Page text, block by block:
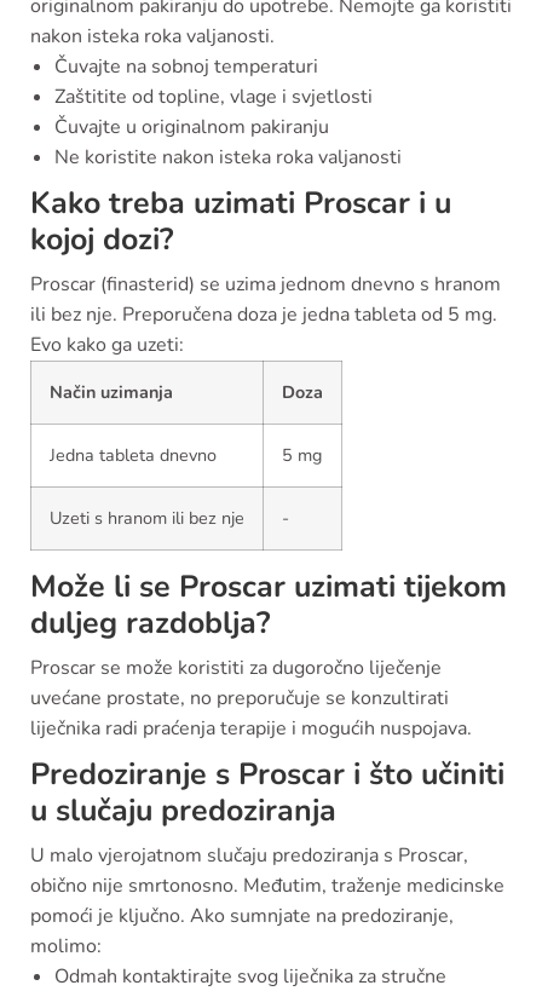
originalnom pakiranju do upotrebe. Nemojte ga koristiti
nakon isteka roka valjanosti.
Čuvajte na sobnoj temperaturi
Zaštitite od topline, vlage i svjetlosti
Čuvajte u originalnom pakiranju
Ne koristite nakon isteka roka valjanosti
Kako treba uzimati Proscar i u
kojoj dozi?
Proscar (finasterid) se uzima jednom dnevno s hranom
ili bez nje. Preporučena doza je jedna tableta od 5 mg.
Evo kako ga uzeti:
Način uzimanja Doza
Jedna tableta dnevno 5 mg
Uzeti s hranom ili bez nje -
Može li se Proscar uzimati tijekom
duljeg razdoblja?
Proscar se može koristiti za dugoročno liječenje
uvećane prostate, no preporučuje se konzultirati
liječnika radi praćenja terapije i mogućih nuspojava.
Predoziranje s Proscar i što učiniti
u slučaju predoziranja
U malo vjerojatnom slučaju predoziranja s Proscar,
obično nije smrtonosno. Međutim, traženje medicinske
pomoći je ključno. Ako sumnjate na predoziranje,
molimo:
Odmah kontaktirajte svog liječnika za stručne